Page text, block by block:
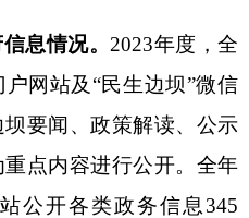
息情况。 2023年度，全
网站及 “民生边坝”微信
坝要闻 、政策解读、公示
重点内容进行公开。全年
公开各类政务信息 345